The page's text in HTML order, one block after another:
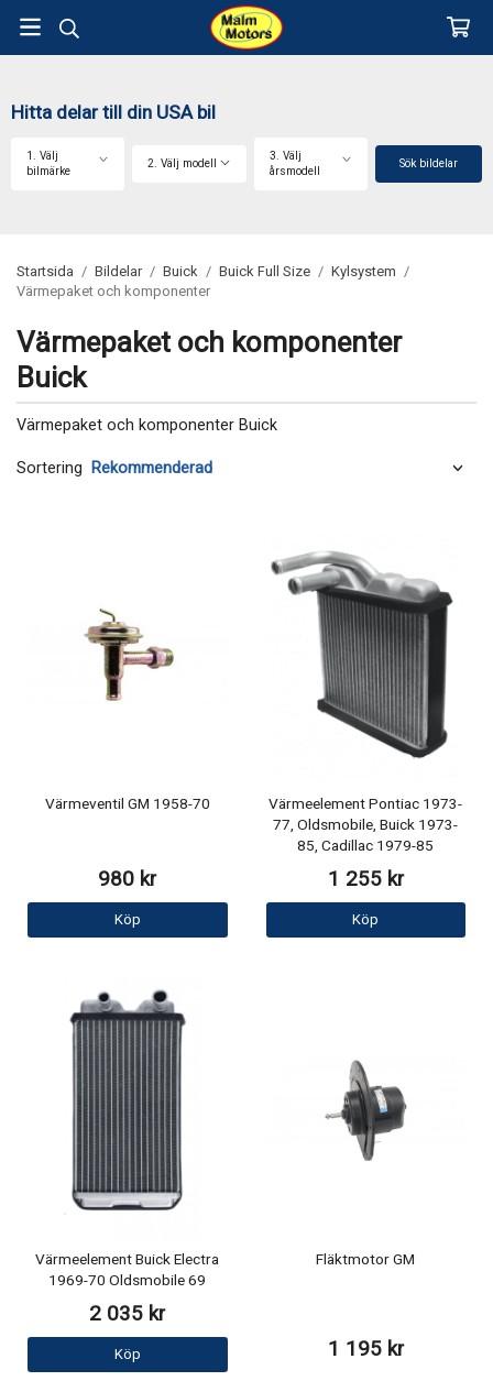
Hitta delar till din USA bil
1. Välj
bilmärke
2. Välj modell
3. Välj
årsmodell
Sök bildelar
Startsida / Bildelar / Buick / Buick Full Size / Kylsystem /
Värmepaket och komponenter
Värmepaket och komponenter
Buick
Värmepaket och komponenter Buick
Sortering
Värmeventil GM 1958-70
980 kr
Köp
Värmeelement Pontiac 1973-
77, Oldsmobile, Buick 1973-
85, Cadillac 1979-85
1 255 kr
Köp
Värmeelement Buick Electra
1969-70 Oldsmobile 69
2 035 kr
Köp
Fläktmotor GM
1 195 kr